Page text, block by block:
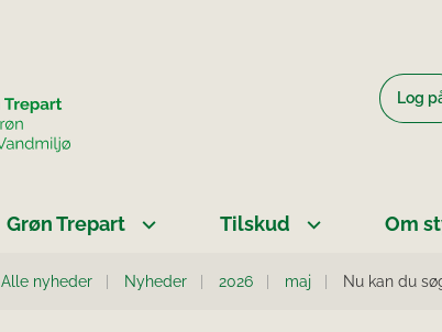
Log
Grøn Trepart Tilskud Om
Alle nyheder Nyheder 2026 maj Nu kan du